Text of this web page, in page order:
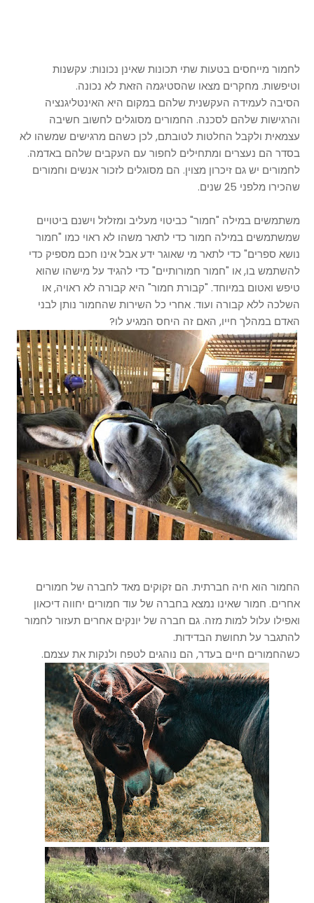
לחמור מייחסים בטעות שתי תכונות שאינן נכונות: עקשנות
וטיפשות. מחקרים מצאו שהסטיגמה הזאת לא נכונה.
הסיבה לעמידה העקשנית שלהם במקום היא האינטליגנציה
והרגישות שלהם לסכנה. החמורים מסוגלים לחשוב חשיבה
עצמאית ולקבל החלטות לטובתם, לכן כשהם מרגישים שמשהו לא
בסדר הם נעצרים ומתחילים לחפור עם העקבים שלהם באדמה.
לחמורים יש גם זיכרון מצוין. הם מסוגלים לזכור אנשים וחמורים
שהכירו מלפני 25 שנים.
משתמשים במילה "חמור" כביטוי מעליב ומזלזל וישנם ביטויים
שמשתמשים במילה חמור כדי לתאר משהו לא ראוי כמו "חמור
נושא ספרים" כדי לתאר מי שאוגר ידע אבל אינו חכם מספיק כדי
להשתמש בו, או "חמור חמורותיים" כדי להגיד על מישהו שהוא
טיפש ואטום במיוחד. "קבורת חמור" היא קבורה לא ראויה, או
השלכה ללא קבורה ועוד. אחרי כל השירות שהחמור נותן לבני
האדם במהלך חייו, האם זה היחס המגיע לו?
החמור הוא חיה חברתית. הם זקוקים מאד לחברה של חמורים
אחרים. חמור שאינו נמצא בחברה של עוד חמורים יחווה דיכאון
ואפילו עלול למות מזה. גם חברה של יונקים אחרים תעזור לחמור
להתגבר על תחושת הבדידות.
כשהחמורים חיים בעדר, הם נוהגים לטפח ולנקות את עצמם.